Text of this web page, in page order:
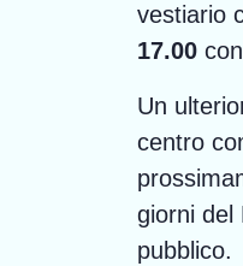
vestiario
17.00
Un
centro
giorni del
pubblico.